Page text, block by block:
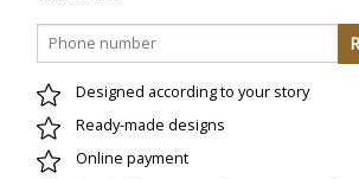
Designed according to your story
Ready-made designs
Online payment